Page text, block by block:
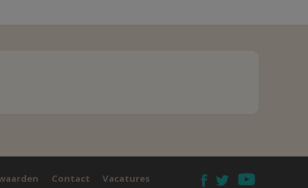
Vacatures
Contact